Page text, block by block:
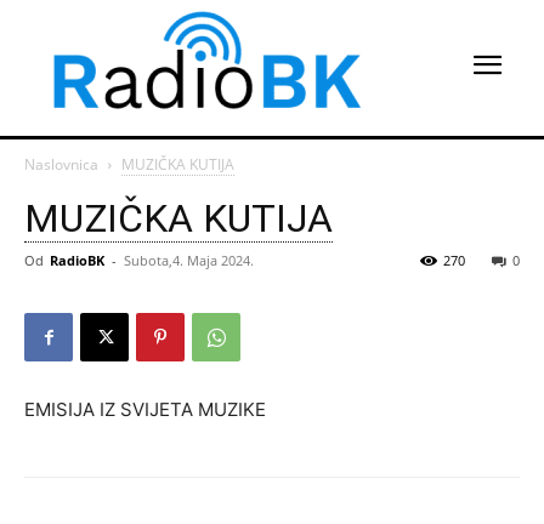
Naslovnica MUZIČKA KUTIJA
MUZIČKA KUTIJA
Od RadioBK - Subota,4. Maja 2024. 0
270
EMISIJA IZ SVIJETA MUZIKE